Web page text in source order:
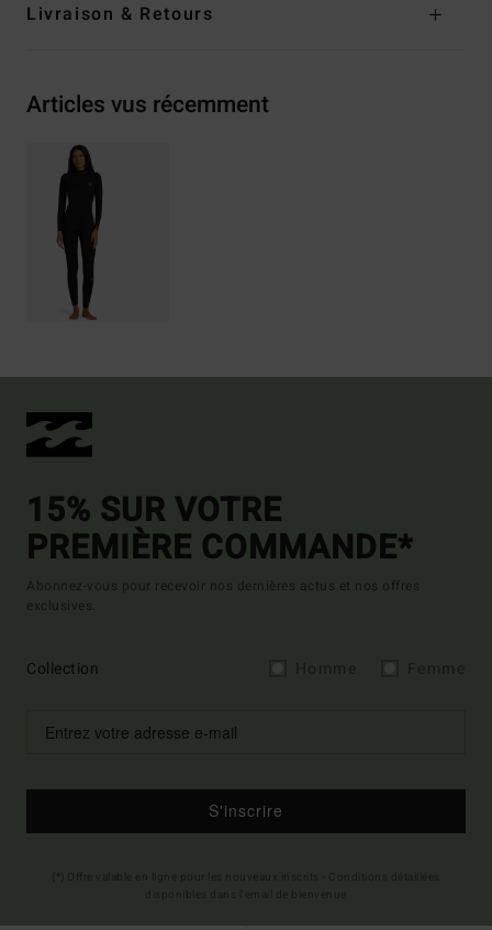
Livraison & Retours
Articles vus récemment
15% SUR VOTRE
PREMIÈRE COMMANDE*
Abonnez-vous pour recevoir nos dernières actus et nos offres
exclusives.
Collection
S'inscrire